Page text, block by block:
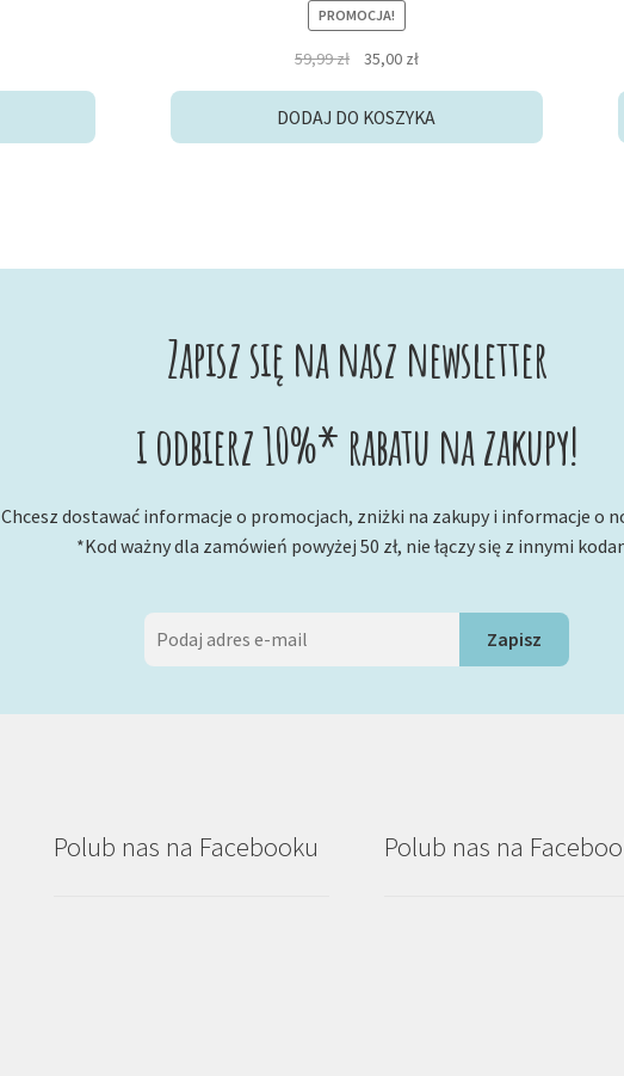
PROMOCJA!
59,99zł
Pierwotna
wynosiła:
35,00 złAktualna
wynosi:
DODAJ DO KOSZYKA
Zapisz się na nasz newsletter
i odbierz 10%* rabatu na zakupy!
Chcesz dostawać informacje o promocjach, zniżki na zakupy i informacje o
*Kod ważny dla zamówień powyżej 50 zł, nie łączy się z innymi
Polub nas na Facebooku Polub nas na